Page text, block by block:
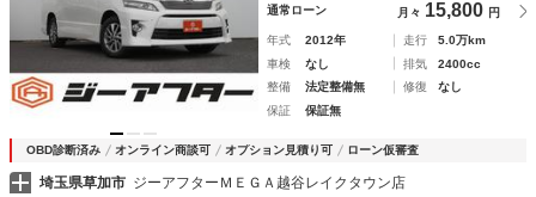
通常ローン 月々 15,800 円
年式 2012年 走行
5.0万km
車検
なし 排気
2400cc
整備
法定整備無 修復
なし
保証
保証無
OBD診断済み オンライン商談可 オプション見積り可 ローン仮審査
埼玉県草加市 ジーアフターＭＥＧＡ越谷レイクタウン店